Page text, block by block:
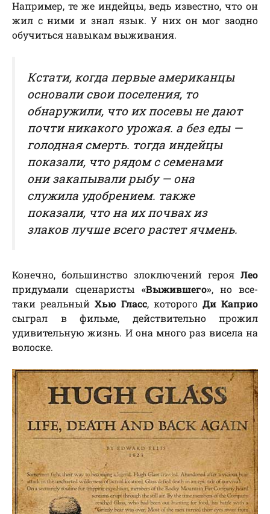
Например, те же индейцы, ведь известно, что он
жил с ними и знал язык. У них он мог заодно
обучиться навыкам выживания.
Кстати, когда первые американцы
основали свои поселения, то
обнаружили, что их посевы не дают
почти никакого урожая. а без еды —
голодная смерть. тогда индейцы
показали, что рядом с семенами
они закапывали рыбу — она
служила удобрением. также
показали, что на их почвах из
злаков лучше всего растет ячмень.
Конечно, большинство злоключений героя Лео
придумали сценаристы «Выжившего», но все-
таки реальный Хью Гласс, которого Ди Каприо
сыграл в фильме, действительно прожил
удивительную жизнь. И она много раз висела на
волоске.